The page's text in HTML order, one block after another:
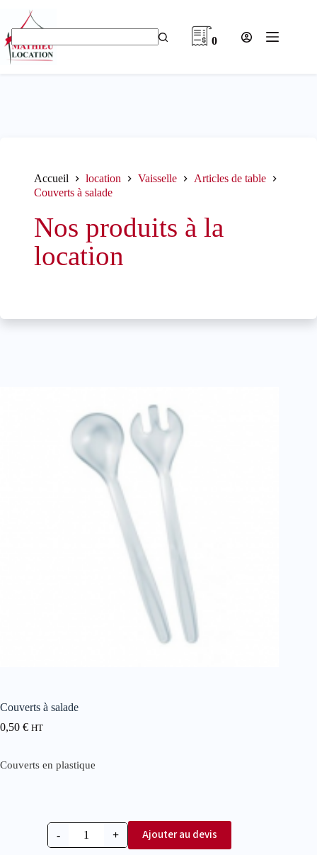
contenu
Aucun
résultat
0
Accueil location Vaisselle
Articles de table
Couverts à salade
Nos produits à la
location
Couverts à salade
0,50 € HT
Couverts en plastique
- + Ajouter au devis